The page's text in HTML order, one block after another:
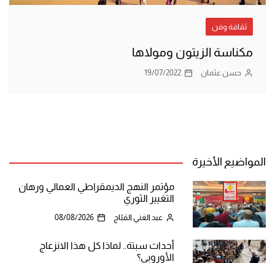
ثقافة وفن
مكناسة الزيتون ومولاها
حسن عثمان 19/07/2022
المواضيع الأخيرة
مؤتمر النهج الديمقراطي العمالي ورهان
التغيير الثوري
عبد الغني القبّاج 08/08/2026
أحداث سبتة.. لماذا كل هذا الانزعاج
الأوروبي؟